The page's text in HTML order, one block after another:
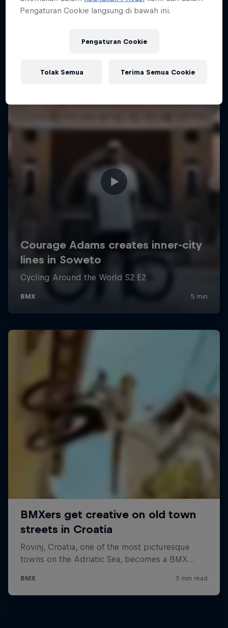
Pengaturan Cookie langsung di bawah ini.
Pengaturan Cookie
Tolak Semua Terima Semua Cookie